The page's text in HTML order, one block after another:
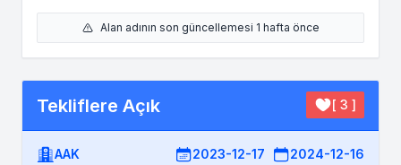
Alan adının son güncellemesi 1 hafta önce
Tekliflere Açık [ 3 ]
AAK 2023-12-17 2024-12-16